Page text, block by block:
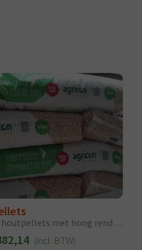
Ecologische houtpellets met hoog rendement
(incl. BTW)